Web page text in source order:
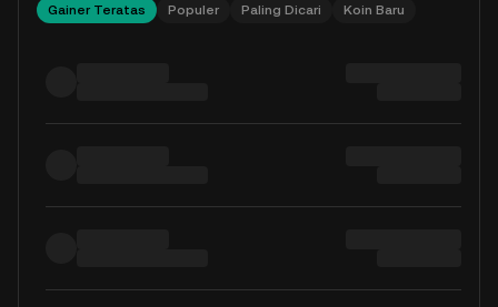
Gainer Teratas Populer Paling Dicari Koin Baru